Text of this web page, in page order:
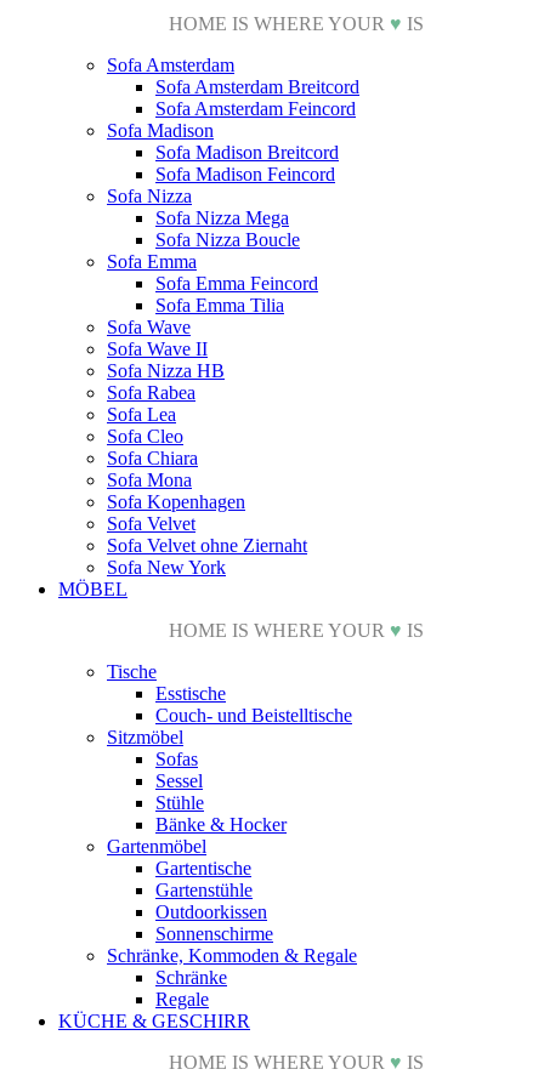
HOME IS WHERE YOUR ♥ IS
Sofa Amsterdam
Sofa Amsterdam Breitcord
Sofa Amsterdam Feincord
Sofa Madison
Sofa Madison Breitcord
Sofa Madison Feincord
Sofa Nizza
Sofa Nizza Mega
Sofa Nizza Boucle
Sofa Emma
Sofa Emma Feincord
Sofa Emma Tilia
Sofa Wave
Sofa Wave II
Sofa Nizza HB
Sofa Rabea
Sofa Lea
Sofa Cleo
Sofa Chiara
Sofa Mona
Sofa Kopenhagen
Sofa Velvet
Sofa Velvet ohne Ziernaht
Sofa New York
MÖBEL
HOME IS WHERE YOUR ♥ IS
Tische
Esstische
Couch- und Beistelltische
Sitzmöbel
Sofas
Sessel
Stühle
Bänke & Hocker
Gartenmöbel
Gartentische
Gartenstühle
Outdoorkissen
Sonnenschirme
Schränke, Kommoden & Regale
Schränke
Regale
KÜCHE & GESCHIRR
HOME IS WHERE YOUR ♥ IS